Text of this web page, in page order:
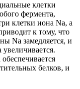
клетки
фермента,
клетки иона Na, а
к тому, что
Na замедляется, и
белков, и